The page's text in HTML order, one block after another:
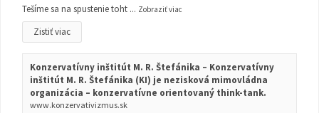
Tešíme sa na spustenie toht ... Zobraziť viac
Zistiť viac
Konzervatívny inštitút M. R. Štefánika – Konzervatívny
inštitút M. R. Štefánika (KI) je nezisková mimovládna
organizácia – konzervatívne orientovaný think-tank.
www.konzervativizmus.sk